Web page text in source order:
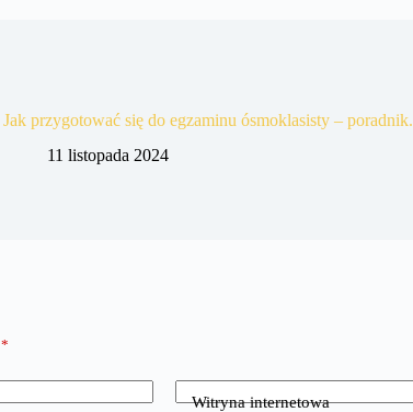
Jak przygotować się do egzaminu ósmoklasisty – poradnik.
11 listopada 2024
*
Witryna internetowa